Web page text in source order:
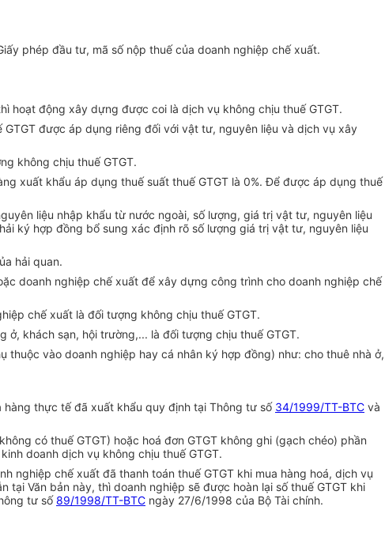
phép đầu tư, mã số nộp thuế của doanh nghiệp chế xuất.
hoạt động xây dựng được coi là dịch vụ không chịu thuế GTGT.
được áp dụng riêng đối với vật tư, nguyên liệu và dịch vụ xây
không chịu thuế GTGT.
xuất khẩu áp dụng thuế suất thuế GTGT là 0%. Để được áp dụng thuế
liệu nhập khẩu từ nước ngoài, số lượng, giá trị vật tư, nguyên liệu
ký hợp đồng bổ sung xác định rõ số lượng giá trị vật tư, nguyên liệu
hải quan.
doanh nghiệp chế xuất để xây dựng công trình cho doanh nghiệp chế
chế xuất là đối tượng không chịu thuế GTGT.
khách sạn, hội trường,... là đối tượng chịu thuế GTGT.
vào doanh nghiệp hay cá nhân ký hợp đồng) như: cho thuê nhà ở,
hàng thực tế đã xuất khẩu quy định tại Thông tư số 34/1999/TT-BTC và
có thuế GTGT) hoặc hoá đơn GTGT không ghi (gạch chéo) phần
doanh dịch vụ không chịu thuế GTGT.
chế xuất đã thanh toán thuế GTGT khi mua hàng hoá, dịch vụ
tại Văn bản này, thì doanh nghiệp sẽ được hoàn lại số thuế GTGT khi
tư số89/1998/TT-BTC ngày 27/6/1998 của Bộ Tài chính.